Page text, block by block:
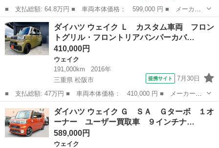
■ 支払総額: 64.8万円 ■ 車両本体価格： 599,000 円 ■ メーカー
名： ダイハツ ■ 車種名： ウェイク ■ グレード名： Ｘ Ｓ
Ａ パワースライドドア・スマートキー・プッシュスタート・ナビ・
テレビ・バック...
岐阜 岐阜市 ウェイク
ダイハツ ウェイク Ｌ カスタム車両 フロン
トグリル・フロントリアバンパーカバ…
410,000円
ウェイク
191,000km
2016年
三重県 松阪市
提携サイト 7月30日
■ 支払総額: 47万円 ■ 車両本体価格： 410,000 円 ■ メーカー
名： ダイハツ ■ 車種名： ウェイク ■ グレード名： Ｌ カス
タム車両 フロントグリル・フロントリアバンパーカバー・サイドウ
インカーパネルブ...
三重 松阪市 ウェイク
ダイハツ ウェイク Ｇ ＳＡ Ｇターボ １オ
ーナー ユーザー買取車 ９インチナ…
589,000円
ウェイク